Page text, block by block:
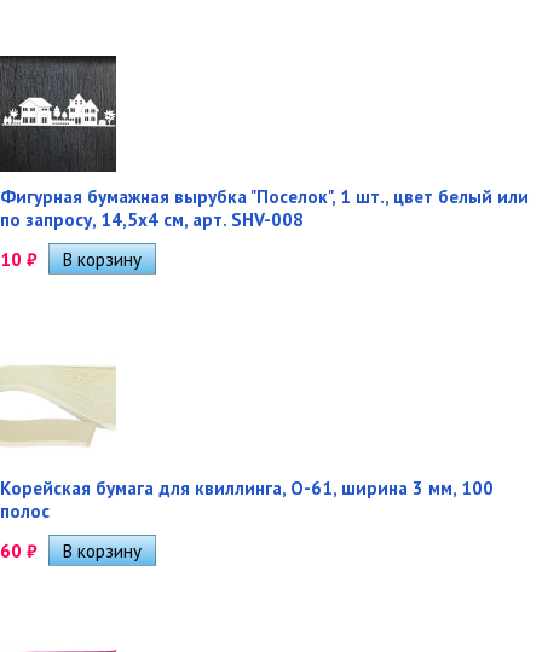
Фигурная бумажная вырубка "Поселок", 1 шт., цвет белый или
по запросу, 14,5х4 см, арт. SHV-008
10 ₽
Корейская бумага для квиллинга, O-61, ширина 3 мм, 100
полос
60 ₽